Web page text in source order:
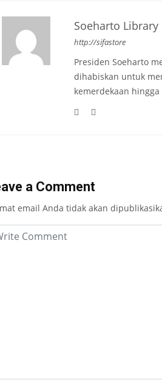
Soeharto Library
http://sifastore
Presiden Soeharto
dihabiskan untuk
kemerdekaan
a Comment
email Anda tidak akan